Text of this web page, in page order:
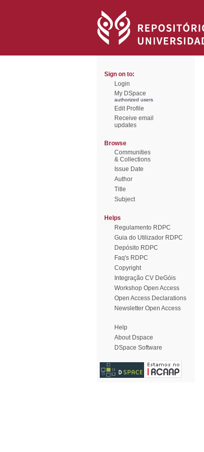
Sign on to:
Login
My DSpace
authorized users
Edit Profile
Receive email
updates
Browse
Communities
& Collections
Issue Date
Author
Title
Subject
Helps
Regulamento RDPC
Guia do Utilizador RDPC
Depósito RDPC
Faq's RDPC
Copyright
Integração CV DeGóis
Workshop Open Access
Open Access Declarations
Newsletter Open Access
Help
About Dspace
DSpace Software